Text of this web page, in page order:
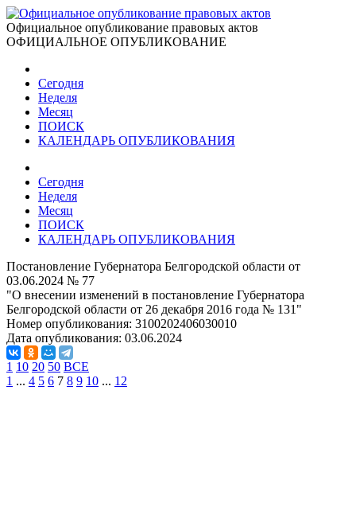
Официальное опубликование правовых актов
ОФИЦИАЛЬНОЕ ОПУБЛИКОВАНИЕ
Сегодня
Неделя
Месяц
ПОИСК
КАЛЕНДАРЬ ОПУБЛИКОВАНИЯ
Сегодня
Неделя
Месяц
ПОИСК
КАЛЕНДАРЬ ОПУБЛИКОВАНИЯ
Постановление Губернатора Белгородской области от
03.06.2024 № 77
"О внесении изменений в постановление Губернатора
Белгородской области от 26 декабря 2016 года № 131"
Номер опубликования: 3100202406030010
Дата опубликования: 03.06.2024
1 10 20 50 ВСЕ
1 ... 4 5 6 7 8 9 10 ... 12